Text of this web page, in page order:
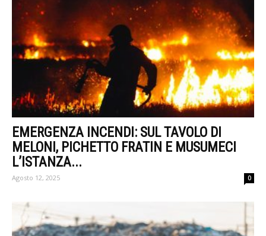
EMERGENZA INCENDI: SUL TAVOLO DI
MELONI, PICHETTO FRATIN E MUSUMECI
L’ISTANZA...
Agosto 12, 2025 0